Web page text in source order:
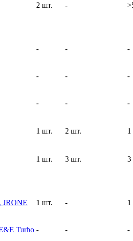
2 шт. -
- - -
- - -
- - -
1 шт. 2 шт. 1
1 шт. 3 шт. 3
JRONE 1 шт. - 1
Turbo - - -